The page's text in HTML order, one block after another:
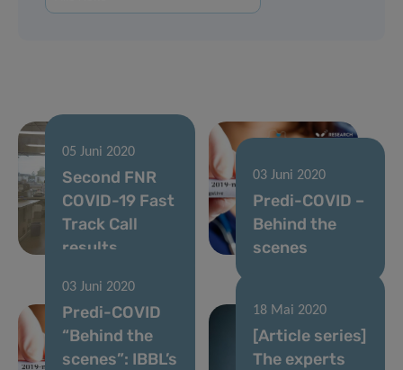
05 Juni 2020
Second FNR
COVID-19 Fast
Track Call
results
03 Juni 2020
Predi-COVID –
Behind the
scenes
03 Juni 2020
Predi-COVID
“Behind the
scenes”: IBBL’s
18 Mai 2020
[Article series]
The experts